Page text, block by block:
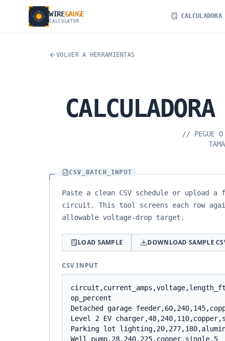
WIREGAUGE
CALCULATOR
CALCULADORA
VOLVER A HERRAMIENTAS
CALCULADORA
// PEGUE
CSV_BATCH_INPUT
Paste a clean CSV schedule or upload
circuit. This tool screens each row
allowable voltage-drop target.
LOAD SAMPLE DOWNLOAD SAMPLE
CSV INPUT